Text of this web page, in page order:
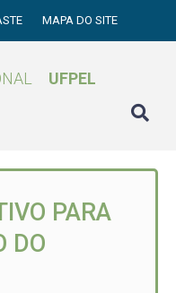
MAPA DO SITE
UFPEL
PARA
DO